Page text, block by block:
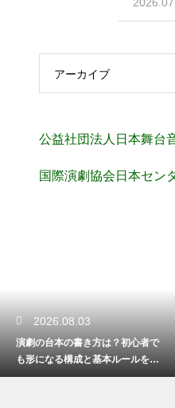
アーカイブ
公益社団法人日本舞台
国際演劇協会日本セン
2026.08.03
演劇の台本の書き方は？初心者で
も形になる構成と基本ルールを解
説